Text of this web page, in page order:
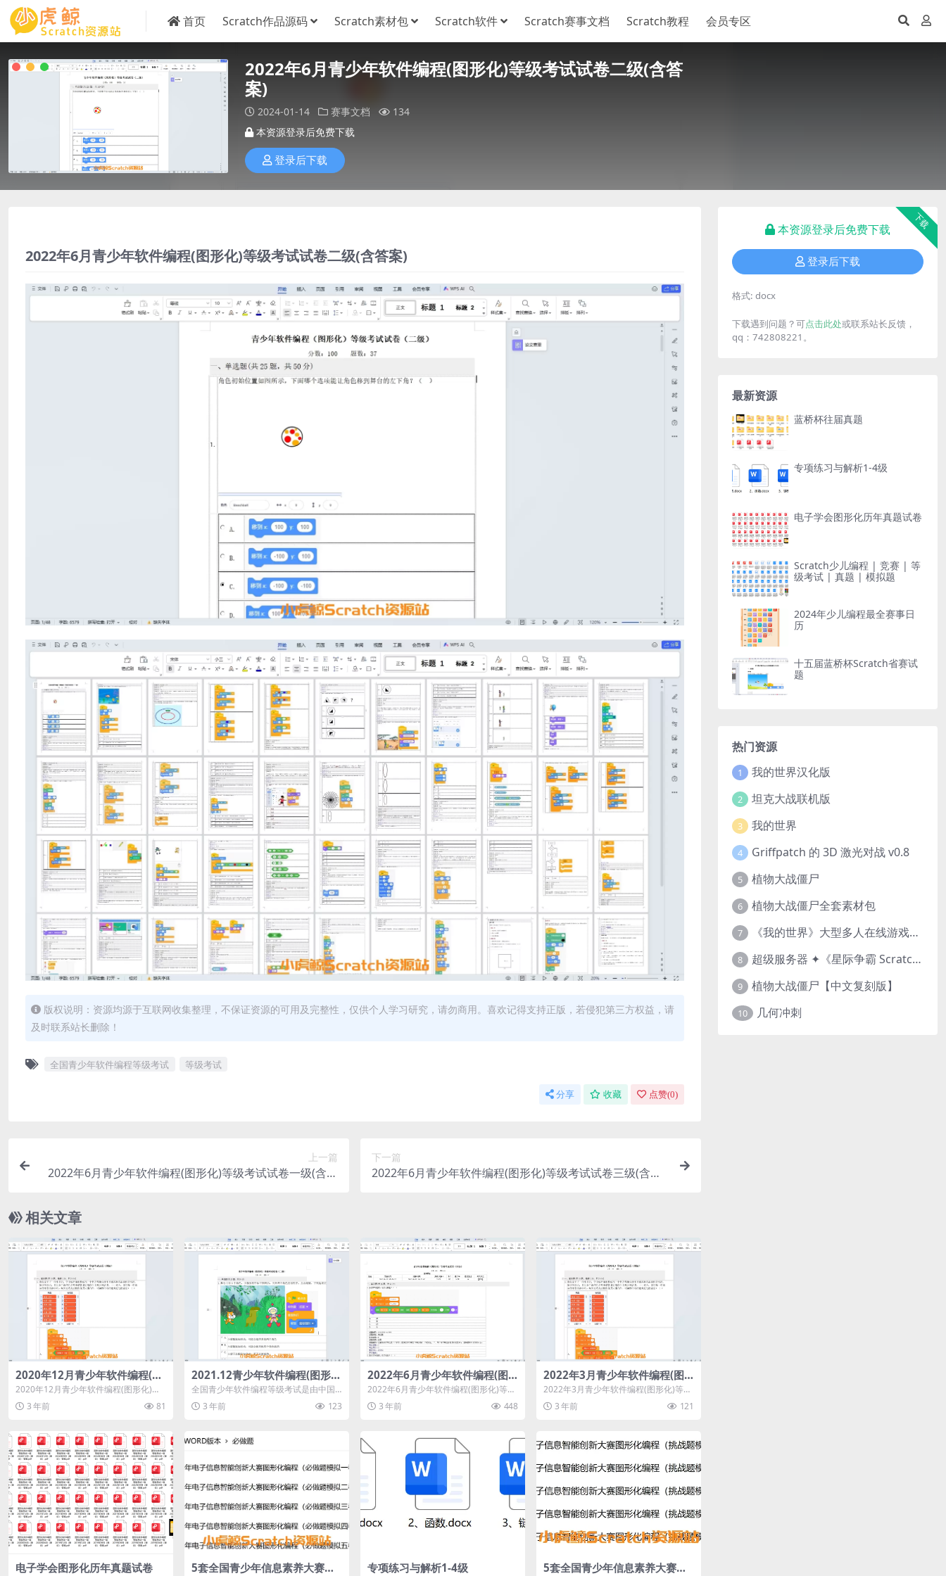
首页 Scratch作品源码 Scratch素材包 Scratch软件 Scratch赛事文档 Scratch教程 会员专区
2022年6月青少年软件编程(图形化)等级考试试卷二级(含答
案)
2024-01-14 赛事文档
134
本资源登录后免费下载
登录后下载
2022年6月青少年软件编程(图形化)等级考试试卷二级(含答案)
版权说明：资源均源于互联网收集整理，不保证资源的可用及完整性，仅供个人学习研究，请勿商用。喜欢记得支持正版，若侵犯第三方权益，请
及时联系站长删除！
全国青少年软件编程等级考试 等级考试
分享 收藏 点赞(0)
上一篇
2022年6月青少年软件编程(图形化)等级考试试卷一级(含答
下一篇
2022年6月青少年软件编程(图形化)等级考试试卷三级(含答
相关文章
2020年12月青少年软件编程(图
形化)等级考试试卷四级(含答案)
2020年12月青少年软件编程(图形化)等
级考试试卷四级(含答案)
3 年前 81
2021.12青少年软件编程(图形
化)等级考试试卷二级(含答案)
全国青少年软件编程等级考试是由中国
电子学会发起的面向青少年软件编程能
力水平的社会...
3 年前 123
2022年6月青少年软件编程(图
形化)等级考试试卷四级(含答案)
2022年6月青少年软件编程(图形化)等级
考试试卷四级(含答案)
3 年前 448
2022年3月青少年软件编程(图
形化)等级考试试卷一级(含答案)
2022年3月青少年软件编程(图形化)等级
考试试卷一级(含答案)
3 年前 121
电子学会图形化历年真题试卷
5套全国青少年信息素养大赛图
专项练习与解析1-4级
5套全国青少年信息素养大赛图
下载
本资源登录后免费下载
登录后下载
格式: docx
下载遇到问题？可点击此处或联系站长反馈，
qq：742808221。
最新资源
蓝桥杯往届真题
专项练习与解析1-4级
电子学会图形化历年真题试卷
Scratch少儿编程 | 竞赛 | 等
级考试 | 真题 | 模拟题
2024年少儿编程最全赛事日
历
十五届蓝桥杯Scratch省赛试
题
热门资源
1 我的世界汉化版
2 坦克大战联机版
3 我的世界
4 Griffpatch 的 3D 激光对战 v0.8
5 植物大战僵尸
6 植物大战僵尸全套素材包
7 《我的世界》大型多人在线游戏（MMO）v1.7
8 超级服务器 ✦《星际争霸 Scratch（经典版本）》
9 植物大战僵尸【中文复刻版】
10 几何冲刺